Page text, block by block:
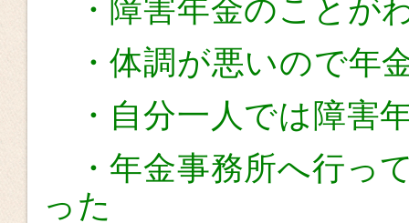
・障害年金のことが
・体調が悪いので年
・自分一人では障害
・年金事務所へ行っ
った